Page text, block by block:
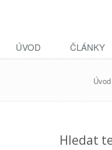
ÚVOD ČLÁNKY
Úvod
Hledat